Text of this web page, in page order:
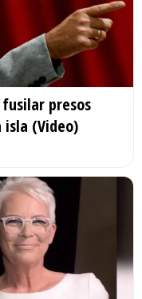
fusilar presos
isla (Video)